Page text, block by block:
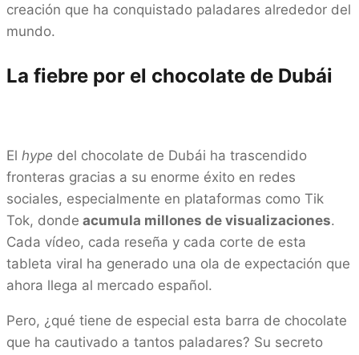
creación que ha conquistado paladares alrededor del
mundo.
La fiebre por el chocolate de Dubái
El hype del chocolate de Dubái ha trascendido
fronteras gracias a su enorme éxito en redes
sociales, especialmente en plataformas como Tik
Tok, donde acumula millones de visualizaciones.
Cada vídeo, cada reseña y cada corte de esta
tableta viral ha generado una ola de expectación que
ahora llega al mercado español.
Pero, ¿qué tiene de especial esta barra de chocolate
que ha cautivado a tantos paladares? Su secreto